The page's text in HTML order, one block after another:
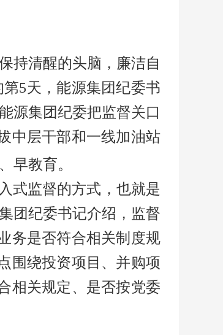
持清醒的头脑，廉洁自
5天，能源集团纪委书
源集团纪委把监督关口
中层干部和一线加油站
早教育。
式监督的方式，也就是
团纪委书记介绍，监督
务是否符合相关制度规
围绕投资项目、并购项
相关规定、是否按党委